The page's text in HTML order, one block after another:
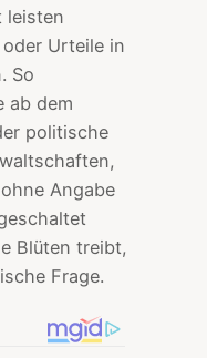
leisten
Urteile in
So
ab dem
politische
Angabe
Blüten treibt,
Frage.